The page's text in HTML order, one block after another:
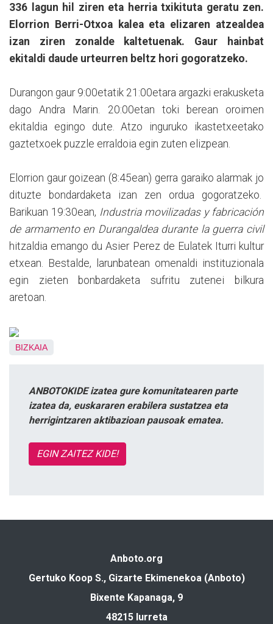
336 lagun hil ziren eta herria txikituta geratu zen.
Elorrion Berri-Otxoa kalea eta elizaren atzealdea
izan ziren zonalde kaltetuenak. Gaur hainbat
ekitaldi daude urteurren beltz hori gogoratzeko.
Durangon gaur 9:00etatik 21:00etara argazki erakusketa
dago Andra Marin. 20:00etan toki berean oroimen
ekitaldia egingo dute. Atzo inguruko ikastetxeetako
gaztetxoek puzzle erraldoia egin zuten elizpean.
Elorrion gaur goizean (8:45ean) gerra garaiko alarmak jo
dituzte bondardaketa izan zen ordua gogoratzeko.
Barikuan 19:30ean, Industria movilizadas y fabricación
de armamento en Durangaldea durante la guerra civil
hitzaldia emango du Asier Perez de Eulatek Iturri kultur
etxean. Bestalde, larunbatean omenaldi instituzionala
egin zieten bonbardaketa sufritu zutenei bilkura
aretoan.
BIZKAIA
ANBOTOKIDE izatea gure komunitatearen parte
izatea da, euskararen erabilera sustatzea eta
herrigintzaren aktibazioan pausoak ematea.
EGIN ZAITEZ KIDE!
Anboto.org
Gertuko Koop S., Gizarte Ekimenekoa (Anboto)
Bixente Kapanaga, 9
48215 Iurreta